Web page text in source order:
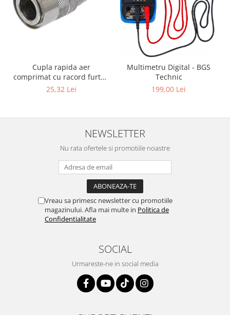
Cupla rapida aer
comprimat cu racord furtun
8 mm (5/16") | SUA / Franta
25,32 Lei
Multimetru Digital - BGS
Technic
199,00 Lei
NEWSLETTER
Nu rata ofertele si promotiile noastre
Vreau sa primesc newsletter cu promotiile
magazinului. Afla mai multe in Politica de
Confidentialitate
SOCIAL
Urmareste-ne in social media